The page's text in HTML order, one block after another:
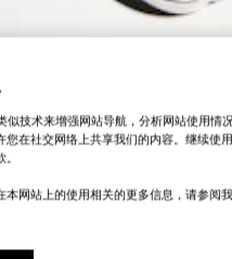
技术来增强网站导航，分析网站使用情
您在社交网络上共享我们的内容。继续使
本网站上的使用相关的更多信息，请参阅